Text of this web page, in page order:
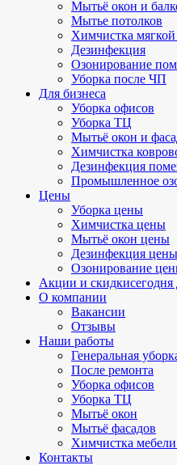
Мытьё окон и
Мытье потолков
Химчистка
Дезинфекция
Озонирование
Уборка после ЧП
Для бизнеса
Уборка офисов
Уборка ТЦ
Мытьё окон и
Химчистка
Дезинфекция
Промышленное
Цены
Уборка цены
Химчистка цены
Мытьё окон цены
Дезинфекция цены
Озонирование
Акции и скидки
О компании
Вакансии
Отзывы
Наши работы
Генеральная
После ремонта
Уборка офисов
Уборка ТЦ
Мытьё окон
Мытьё фасадов
Химчистка
Контакты